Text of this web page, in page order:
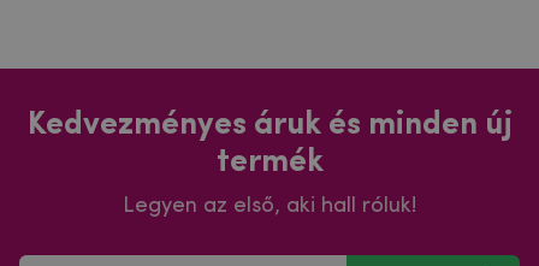
Kedvezményes áruk és minden új
termék
Legyen az első, aki hall róluk!